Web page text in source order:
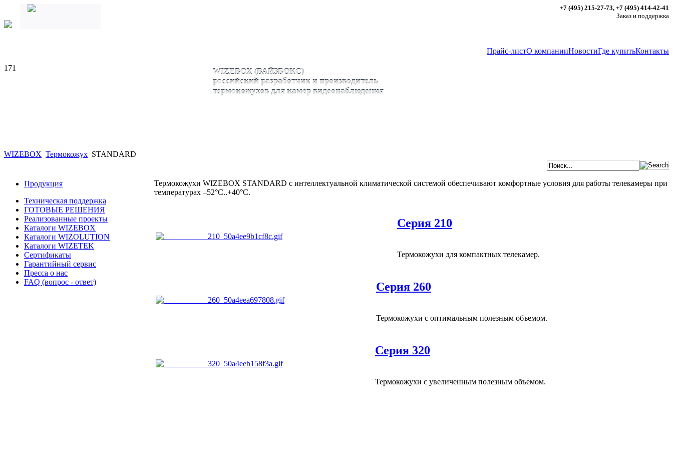
+7 (495) 215-27-73, +7 (495) 414-42-41
Заказ и поддержка
Прайс-листО компанииНовостиГде купитьКонтакты
171
WIZEBOX (ВАЙЗБОКС)
российский разработчик и производитель
термокожухов для камер видеонаблюдения
WIZEBOX Термокожух STANDARD
Продукция
Техническая поддержка
ГОТОВЫЕ РЕШЕНИЯ
Реализованные проекты
Каталоги WIZEBOX
Каталоги WIZOLUTION
Каталоги WIZETEK
Сертификаты
Гарантийный сервис
Пресса о нас
FAQ (вопрос - ответ)
Термокожухи WIZEBOX STANDARD с интеллектуальной климатической системой обеспечивают комфортные условия для работы телекамеры при
температурах –52°С..+40°С.
Серия 210
Термокожухи для компактных телекамер.
Серия 260
Термокожухи с оптимальным полезным объемом.
Серия 320
Термокожухи с увеличенным полезным объемом.